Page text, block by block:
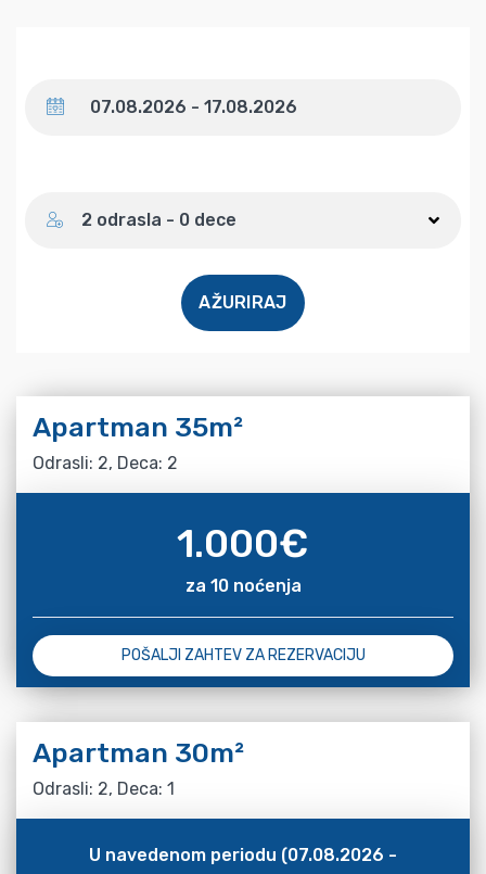
2 odrasla - 0 dece
AŽURIRAJ
Apartman 35m²
Odrasli: 2, Deca: 2
1.000€
za 10 noćenja
POŠALJI ZAHTEV ZA REZERVACIJU
Apartman 30m²
Odrasli: 2, Deca: 1
U navedenom periodu (07.08.2026 -